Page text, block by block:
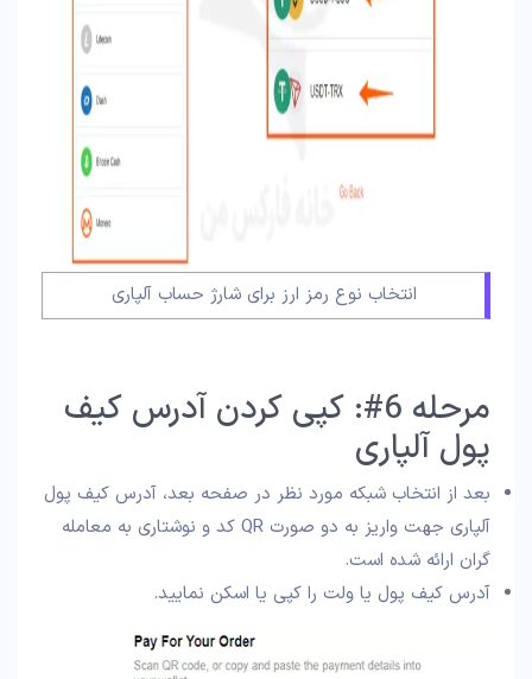
انتخاب نوع رمز ارز برای شارژ حساب آلپاری
مرحله 6#: کپی کردن آدرس کیف
پول آلپاری
بعد از انتخاب شبکه مورد نظر در صفحه بعد، آدرس کیف پول
آلپاری جهت واریز به دو صورت QR کد و نوشتاری به معامله
گران ارائه شده است.
آدرس کیف پول یا ولت را کپی یا اسکن نمایید.